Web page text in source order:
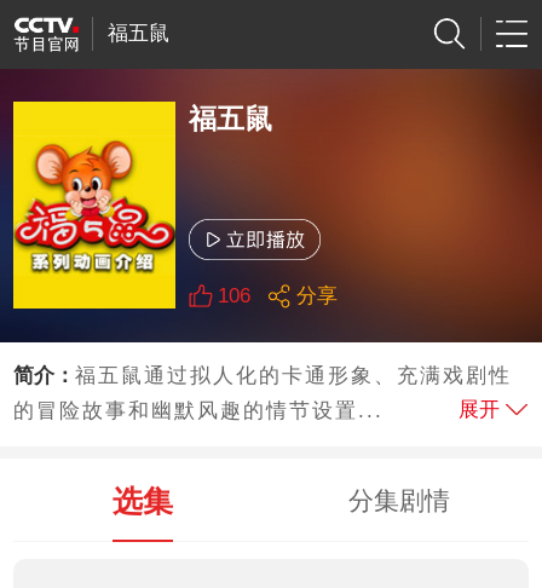
福五鼠
福五鼠
106 分享
简介：福五鼠通过拟人化的卡通形象、充满戏剧性
的冒险故事和幽默风趣的情节设置...
展开
选集 分集剧情